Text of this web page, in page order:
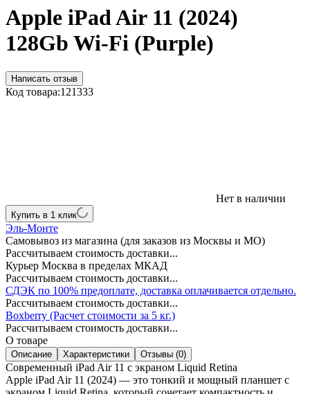
Apple iPad Air 11 (2024)
128Gb Wi-Fi (Purple)
Написать отзыв
Код товара:121333
Нет в наличии
Купить в 1 клик
Эль-Монте
Самовывоз из магазина (для заказов из Москвы и МО)
Рассчитываем стоимость доставки...
Курьер Москва в пределах МКАД
Рассчитываем стоимость доставки...
СДЭК по 100% предоплате, доставка оплачивается отдельно.
Рассчитываем стоимость доставки...
Boxberry (Расчет стоимости за 5 кг.)
Рассчитываем стоимость доставки...
О товаре
Описание Характеристики Отзывы (0)
Современный iPad Air 11 с экраном Liquid Retina
Apple iPad Air 11 (2024) — это тонкий и мощный планшет с